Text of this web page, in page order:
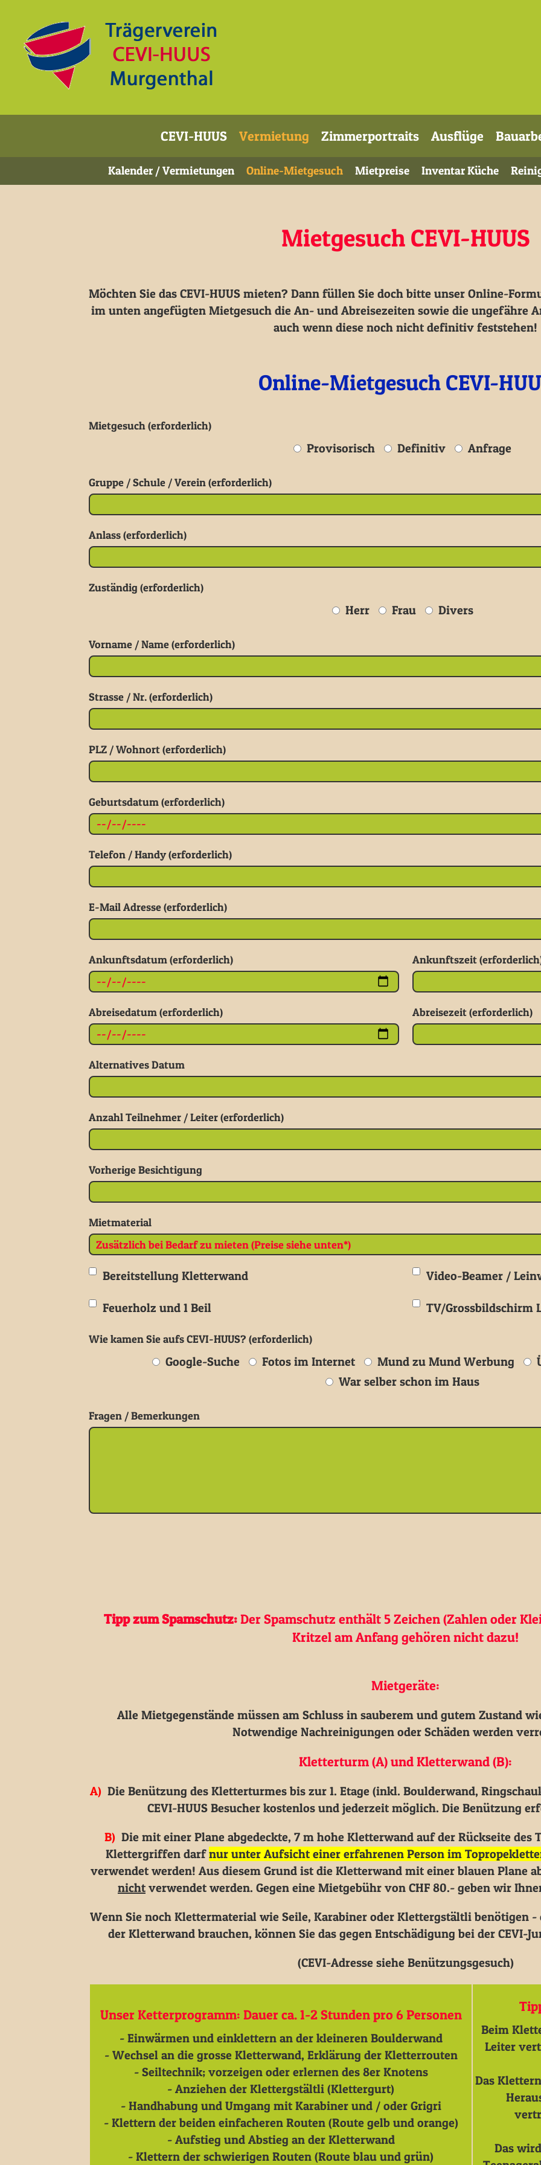
CEVI-HUUS Vermietung Zimmerportraits Ausflüge
Kalender / Vermietungen Online-Mietgesuch Mietpreise Inventar Küche
Mietgesuch CEVI-HUUS
Möchten Sie das CEVI-HUUS mieten? Dann füllen Sie doch bitte unser Online-
im unten angefügten Mietgesuch die An- und Abreisezeiten sowie die ungefähre
auch wenn diese noch nicht definitiv feststehen!
Online-Mietgesuch CEVI-
Mietgesuch (erforderlich)
Provisorisch Definitiv Anfrage
Gruppe / Schule / Verein (erforderlich)
Anlass (erforderlich)
Zuständig (erforderlich)
Herr Frau Divers
Vorname / Name (erforderlich)
Strasse / Nr. (erforderlich)
PLZ / Wohnort (erforderlich)
Geburtsdatum (erforderlich)
Telefon / Handy (erforderlich)
E-Mail Adresse (erforderlich)
Ankunftsdatum (erforderlich) Ankunftszeit
Abreisedatum (erforderlich) Abreisezeit (erforderlich)
Alternatives Datum
Anzahl Teilnehmer / Leiter (erforderlich)
Vorherige Besichtigung
Mietmaterial
Bereitstellung Kletterwand Video-Beamer /
Feuerholz und 1 Beil TV/Grossbildschirm
Wie kamen Sie aufs CEVI-HUUS? (erforderlich)
Google-Suche Fotos im Internet Mund zu Mund Werbung
War selber schon im Haus
Fragen / Bemerkungen
Tipp zum Spamschutz:Der Spamschutz enthält 5 Zeichen (Zahlen oder
Kritzel am Anfang gehören nicht dazu!
Mietgeräte:
Alle Mietgegenstände müssen am Schluss in sauberem und gutem Zustand
Notwendige Nachreinigungen oder Schäden werden
Kletterturm (A) und Kletterwand (B):
A) Die Benützung des Kletterturmes bis zur 1. Etage (inkl. Boulderwand,
CEVI-HUUS Besucher kostenlos und jederzeit möglich. Die Benützung
B) Die mit einer Plane abgedeckte, 7 m hohe Kletterwand auf der Rückseite
Klettergriffen darfnur unter Aufsicht einer erfahrenen Person im
verwendet werden! Aus diesem Grund ist die Kletterwand mit einer blauen Plane
nichtverwendet werden. Gegen eine Mietgebühr von CHF 80.- geben wir
Wenn Sie noch Klettermaterial wie Seile, Karabiner oder Klettergstältli benötigen
der Kletterwand brauchen, können Sie das gegen Entschädigung bei der CEVI-
(CEVI-Adresse siehe Benützungsgesuch)
Unser Ketterprogramm: Dauer ca. 1-2 Stunden pro 6 Personen
- Einwärmen und einklettern an der kleineren Boulderwand
- Wechsel an die grosse Kletterwand, Erklärung der Kletterrouten
- Seiltechnik; vorzeigen oder erlernen des 8er Knotens
- Anziehen der Klettergstältli (Klettergurt)
- Handhabung und Umgang mit Karabiner und / oder Grigri
- Klettern der beiden einfacheren Routen (Route gelb und orange)
- Aufstieg und Abstieg an der Kletterwand
- Klettern der schwierigen Routen (Route blau und grün)
Beim
Leiter
Das
Das